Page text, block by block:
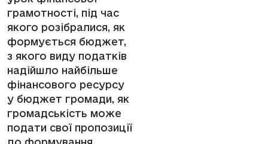
грамотності, під час
якого розібралися, як
формується бюджет,
з якого виду податків
надійшло найбільше
фінансового ресурсу
у бюджет громади, як
громадськість може
подати свої пропозиції